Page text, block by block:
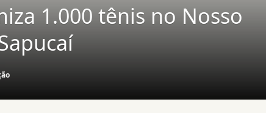
1.000 tênis no Nosso